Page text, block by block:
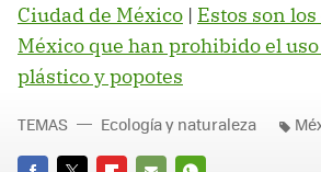
Ciudad de México | Estos son
México que han prohibido el uso
plástico y popotes
TEMAS Ecología y naturaleza